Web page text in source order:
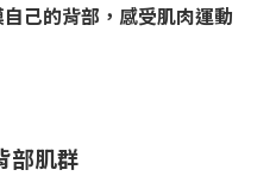
己的背部，感受肌肉運動
部肌群